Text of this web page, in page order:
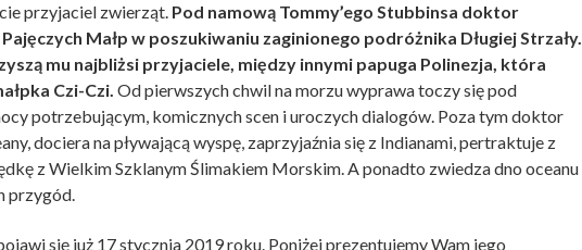
przyjaciel zwierząt. Pod namową Tommy’ego Stubbinsa doktor
Małp w poszukiwaniu zaginionego podróżnika Długiej Strzały.
mu najbliżsi przyjaciele, między innymi papuga Polinezja, która
Czi-Czi. Od pierwszych chwil na morzu wyprawa toczy się pod
potrzebującym, komicznych scen i uroczych dialogów. Poza tym doktor
dociera na pływającą wyspę, zaprzyjaźnia się z Indianami, pertraktuje z
z Wielkim Szklanym Ślimakiem Morskim. A ponadto zwiedza dno oceanu
przygód.
się już 17 stycznia 2019 roku. Poniżej prezentujemy Wam jego